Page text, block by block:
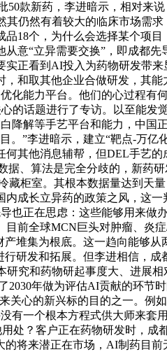
款新药，李进暗示，相对来
仍然有着较大的临床市场需
18个，为什么会选择某个项
意“立异需要交换”，即成都
正看到AI投入为药物研发带
和取其他企业合做研发，其
能力平台。他们的心过程有
话题进行了专访。以至能发
降解等手艺平台和能力，中国
”李进暗示，建立“靶点-万亿
其他消息辅帮，但DEL手艺
、算法是完全分歧的，新药
柜室。其根本数据量达到天
成长立异药的政策之风，这
正在思虑：这些能够用来做
前全球MCN巨头对肿瘤、炎
堆集为根底。这一趋向能够
研发和拓展。但李进相信，
究和药物研起事度大、进展
年做为评估AI贡献的环节
心的新兴标的目的之一。例
有一个根本方程式供大师来套
处？客户正在药物研发时，
将来潜正在市场，AI制药目